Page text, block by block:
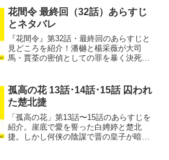
花間令 最終回（32話）あらすじ
とネタバレ
『花間令』第32話・最終回のあらすじと
見どころを紹介！潘樾と楊采薇が大司
馬・賈荃の密偵としての罪を暴く決死の
して賈夫人が下した衝撃の鉄槌とは？都
を去り禾陽へ向かう二人の結末と、最後
に残された「二」の令牌が意味する不穏
な謎に迫ります。
孤高の花 13話･14話･15話 囚われ
た楚北捷
「孤高の花」第13話〜15話のあらすじを
紹介。崖底で愛を誓った白娉婷と楚北
捷。しかし何侠の陰謀で晋の皇子が暗殺